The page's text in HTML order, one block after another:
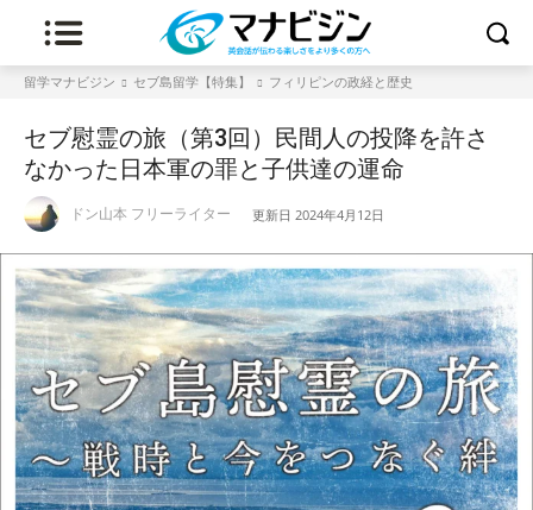
留学マナビジン セブ島留学【特集】 フィリピンの政経と歴史
セブ慰霊の旅（第3回）民間人の投降を許さ
なかった日本軍の罪と子供達の運命
ドン山本 フリーライター 更新日 2024年4月12日